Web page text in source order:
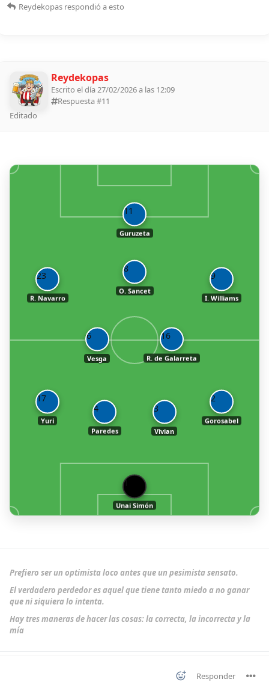
Reydekopas respondió a esto
Reydekopas
Escrito el día 27/02/2026 a las 12:09
Respuesta #11
Editado
1
Unai Simón
17
Yuri
4
Paredes
3
Vivian
2
Gorosabel
6
Vesga
16
R. de Galarreta
23
R. Navarro
8
O. Sancet
9
I. Williams
11
Guruzeta
Prefiero ser un optimista loco antes que un pesimista sensato.
El verdadero perdedor es aquel que tiene tanto miedo a no ganar
que ni siquiera lo intenta.
Hay tres maneras de hacer las cosas: la correcta, la incorrecta y la
mía
Responder